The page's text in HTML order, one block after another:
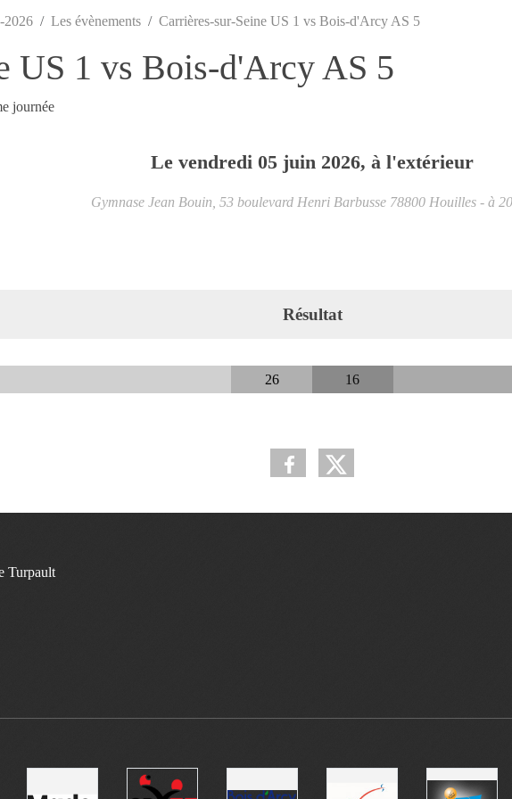
2026 Les évènements Carrières-sur-Seine US 1 vs Bois-d'Arcy AS 5
US 1 vs Bois-d'Arcy AS 5
journée
Le vendredi 05 juin 2026, à l'extérieur
Gymnase Jean Bouin, 53 boulevard Henri Barbusse 78800 Houilles - à
Résultat
26 16
Turpault